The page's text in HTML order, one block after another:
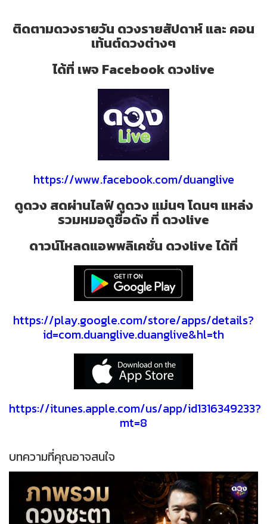
ติดตามดวงรายวัน ดวงรายสัปดาห์ และ คอน
เท้นต์ดวงต่างๆ
ได้ที่ เพจ Facebook ดวงlive
https://www.facebook.com/duanglive
ดูดวง สดผ่านไลฟ์ ดูดวง แม่นๆ โดนๆ แหล่ง
รวมหมอดูชื่อดัง ที่ ดวงlive
ดาวน์โหลดแอพพลิเคชั่น ดวงlive ได้ที่
https://play.google.com/store/apps/details?
id=com.duanglive.duanglive&hl=th
https://itunes.apple.com/us/app/id1316349233?
mt=8
บทความที่คุณอาจสนใจ